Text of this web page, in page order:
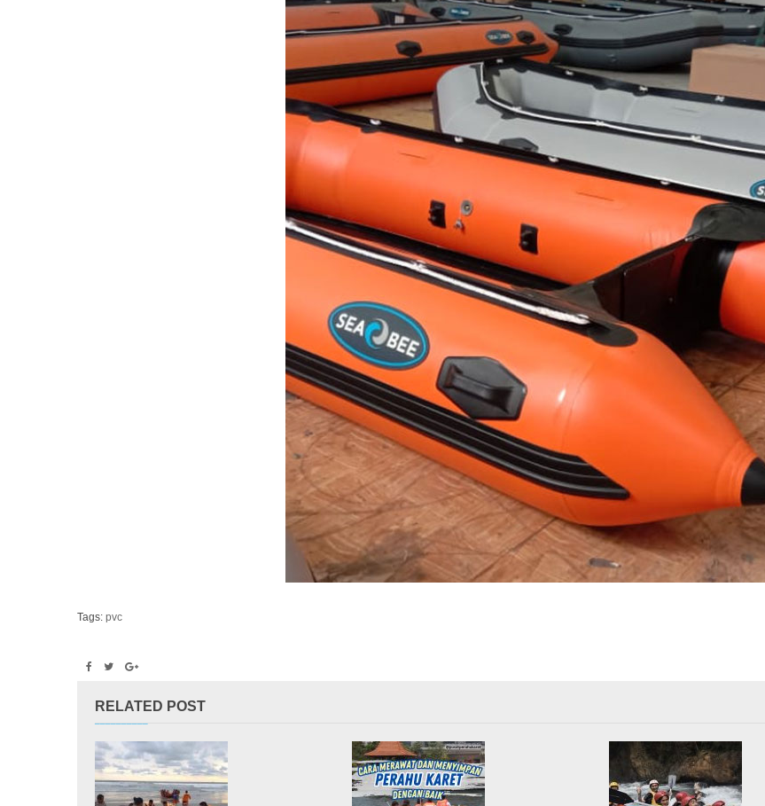
Tags: pvc
RELATED POST